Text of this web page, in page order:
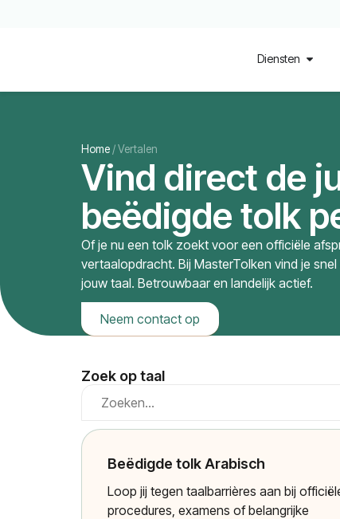
Diensten
Home /Vertalen
Vind direct de
beëdigde tolk
Of je nu een tolk zoekt voor een officiële
vertaalopdracht. Bij MasterTolken vind je
jouw taal. Betrouwbaar en landelijk actief.
Neem contact op
Zoek op taal
Beëdigde tolk Arabisch
Loop jij tegen taalbarrières aan bij
procedures, examens of belangrijke